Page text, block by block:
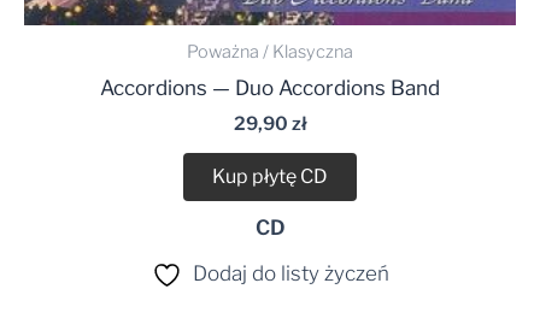
Poważna / Klasyczna
Accordions — Duo Accordions Band
29,90 zł
Kup płytę CD
CD
Dodaj do listy życzeń